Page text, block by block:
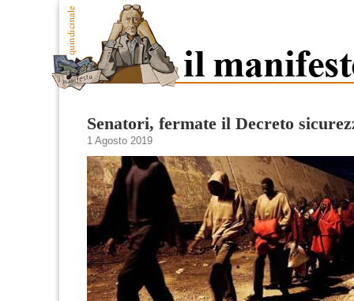
Senatori, fermate il Decreto
1 Agosto 2019